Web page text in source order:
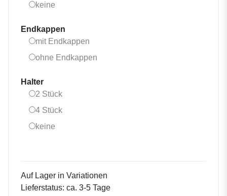
keine
Endkappen
mit Endkappen
ohne Endkappen
Halter
2 Stück2 Stück
4 Stück4 Stück
keine
Auf Lager in Variationen
Lieferstatus: ca. 3-5 Tage